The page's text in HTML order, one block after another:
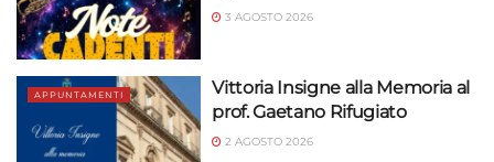
3 AGOSTO 2026
APPUNTAMENTI
Vittoria Insigne alla Memoria al
prof. Gaetano Rifugiato
2 AGOSTO 2026